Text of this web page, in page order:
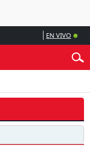
EN VIVO